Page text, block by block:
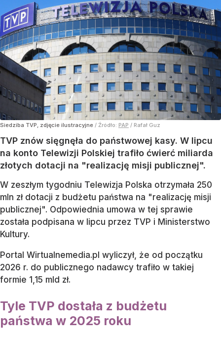
Siedziba TVP, zdjęcie ilustracyjne / Źródło: PAP / Rafał Guz
TVP znów sięgnęła do państwowej kasy. W lipcu
na konto Telewizji Polskiej trafiło ćwierć miliarda
złotych dotacji na "realizację misji publicznej".
W zeszłym tygodniu Telewizja Polska otrzymała 250
mln zł dotacji z budżetu państwa na "realizację misji
publicznej". Odpowiednia umowa w tej sprawie
została podpisana w lipcu przez TVP i Ministerstwo
Kultury.
Portal Wirtualnemedia.pl wyliczył, że od początku
2026 r. do publicznego nadawcy trafiło w takiej
formie 1,15 mld zł.
Tyle TVP dostała z budżetu
państwa w 2025 roku